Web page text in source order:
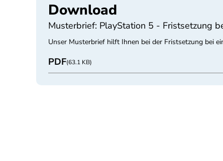
Download
Musterbrief: PlayStation 5 - Fristsetzung
Unser Musterbrief hilft Ihnen bei der Fristsetzung bei
PDF(63.1 KB)